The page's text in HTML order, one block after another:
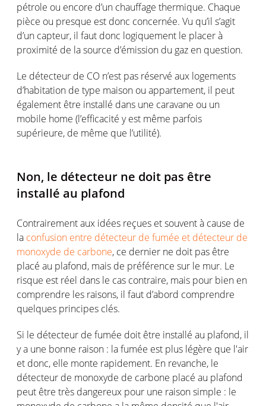
pétrole ou encore d’un chauffage thermique. Chaque
pièce ou presque est donc concernée. Vu qu’il s’agit
d’un capteur, il faut donc logiquement le placer à
proximité de la source d’émission du gaz en question.
Le détecteur de CO n’est pas réservé aux logements
d’habitation de type maison ou appartement, il peut
également être installé dans une caravane ou un
mobile home (l’efficacité y est même parfois
supérieure, de même que l’utilité).
Non, le détecteur ne doit pas être
installé au plafond
Contrairement aux idées reçues et souvent à cause de
la confusion entre détecteur de fumée et détecteur de
monoxyde de carbone, ce dernier ne doit pas être
placé au plafond, mais de préférence sur le mur. Le
risque est réel dans le cas contraire, mais pour bien en
comprendre les raisons, il faut d’abord comprendre
quelques principes clés.
Si le détecteur de fumée doit être installé au plafond, il
y a une bonne raison : la fumée est plus légère que l'air
et donc, elle monte rapidement. En revanche, le
détecteur de monoxyde de carbone placé au plafond
peut être très dangereux pour une raison simple : le